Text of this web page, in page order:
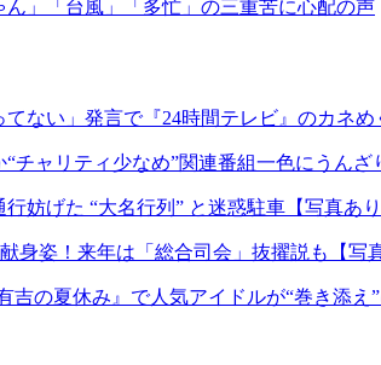
」「台風」「多忙」の三重苦に心配の声
ない」発言で『24時間テレビ』のカネ
チャリティ少なめ”関連番組一色にうんざ
妨げた “大名行列” と迷惑駐車【写真あり
身姿！来年は「総合司会」抜擢説も【写
吉の夏休み』で人気アイドルが“巻き添え